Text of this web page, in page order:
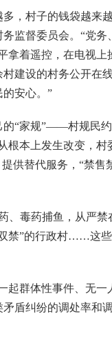
村子的钱袋越来
监督委员会。“党务
拿着遥控，在电视
建设的村务公开在
安心。”
家规”——村规民约
本上发生改变，村
供替代服务，“禁售
、毒药捕鱼，从严
禁”的行政村……这
群体性事件、无一
盾纠纷的调处率和